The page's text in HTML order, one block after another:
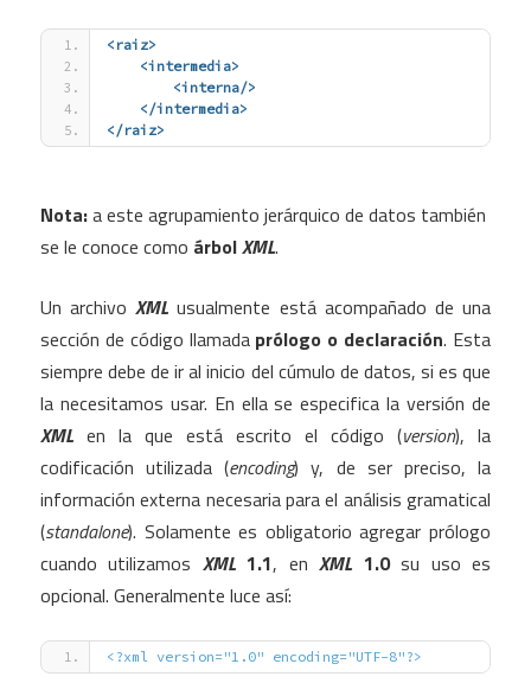
<raiz>
<intermedia>
<interna/>
</intermedia>
</raiz>
Nota:a este agrupamiento jerárquico de datos también
se le conoce como árbolXML.
Un archivoXML usualmente está acompañado de una
sección de código llamada prólogo o declaración. Esta
siempre debe de ir al inicio del cúmulo de datos, si es que
la necesitamos usar. En ella se especifica la versión de
XML en la que está escrito el código (version), la
codificación utilizada (encoding) y, de ser preciso, la
información externa necesaria para el análisis gramatical
(standalone). Solamente es obligatorio agregar prólogo
cuando utilizamos XML1.1, enXML 1.0su uso es
opcional. Generalmente luce así:
<?xml version="1.0" encoding="UTF-8"?>